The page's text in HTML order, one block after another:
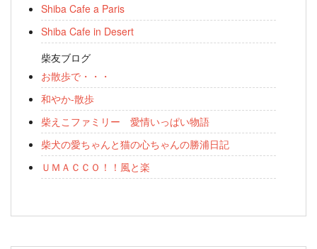
Shiba Cafe a Paris
Shiba Cafe in Desert
柴友ブログ
お散歩で・・・
和やか-散歩
柴えこファミリー 愛情いっぱい物語
柴犬の愛ちゃんと猫の心ちゃんの勝浦日記
ＵＭＡＣＣＯ！！風と楽